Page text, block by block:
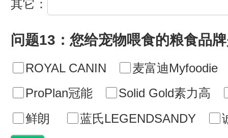
其它：
问题13：您给宠物喂食的粮食品
ROYAL CANIN
麦富迪Myfoodie
ProPlan冠能
Solid Gold素力高
鲜朗
蓝氏LEGENDSANDY